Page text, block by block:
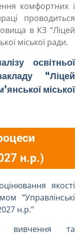
комфортних і
проводиться
в КЗ “Ліцей
міської ради.
освітньої
“Ліцей
міської
н.р.)
якості
“Управлінські
н.р.”
вивчення та